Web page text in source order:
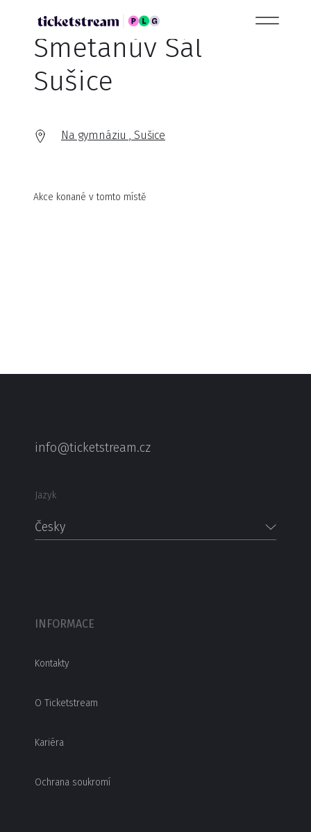
Smetanův Sál
Sušice
Na gymnáziu , Sušice
Akce konané v tomto místě
info@ticketstream.cz
Jazyk
Česky
INFORMACE
Kontakty
O Ticketstream
Kariéra
Ochrana soukromí